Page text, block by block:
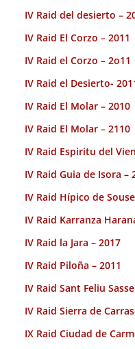
IV Raid del desierto –
IV Raid El Corzo – 2011
IV Raid el Corzo – 2o11
IV Raid el Desierto-
IV Raid El Molar – 2010
IV Raid El Molar – 2110
IV Raid Espiritu del
IV Raid Guia de Isora –
IV Raid Hípico de
IV Raid Karranza
IV Raid la Jara – 2017
IV Raid Piloña – 2011
IV Raid Sant Feliu
IV Raid Sierra de
IX Raid Ciudad de